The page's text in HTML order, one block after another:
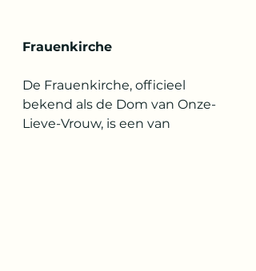
Frauenkirche
De Frauenkirche, officieel
bekend als de Dom van Onze-
Lieve-Vrouw, is een van